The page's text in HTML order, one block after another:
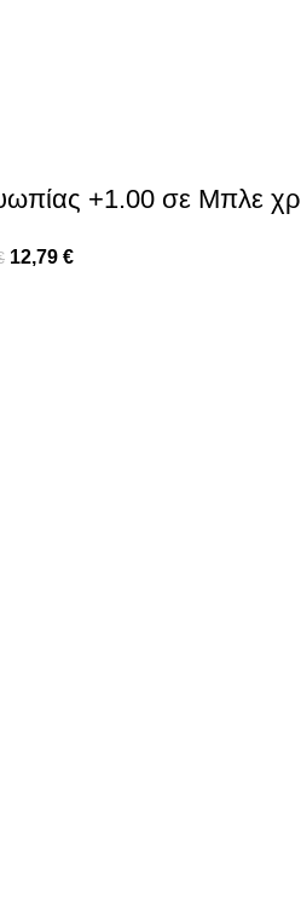
+1.00 σε Μπλε
12,79 €